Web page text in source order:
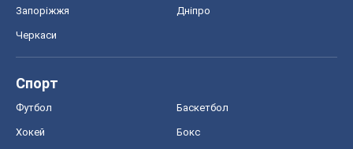
Запоріжжя Дніпро
Черкаси
Спорт
Футбол Баскетбол
Хокей Бокс